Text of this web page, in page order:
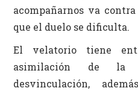
acompañarnos va
que el duelo se dificulta.
El velatorio tiene
asimilación de la
desvinculación,